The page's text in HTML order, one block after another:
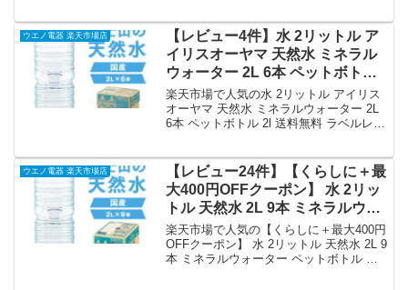
ーズ 炭酸 *｜価格・送料・ポイン
ト還元まとめ
糖 ペットボトル アイリスフーズ 炭酸 *を
徹底解説。ウエノ電器 楽天市場店から
2,960円で販売中（送料込み・ポイント1
倍）。実ユーザーレビュー28件・平均評
価4.46の商品情報・購入方法まとめ。
ウエノ電器 楽天市場店
【レビュー4件】水 2リットル ア
イリスオーヤマ 天然水 ミネラル
ウォーター 2L 6本 ペットボトル
2l 送料無料 ラベルレス 富士山 国
産 バナジウム バナジウム天然水
バナジウム水 ケース 備蓄 防災 自
料・ポイント還元まとめ
楽天市場で人気の水 2リットル アイリス
オーヤマ 天然水 ミネラルウォーター 2L
6本 ペットボトル 2l 送料無料 ラベルレス
【代引き不可】を徹底解説。ウエノ電器
楽天市場店から1,080円で販売中（送料込
み・ポイント1倍）。実ユーザーレビュー
4件・平均評価5の商品情報・購入方法ま
とめ。
ウエノ電器 楽天市場店
【レビュー24件】【くらしに＋最
大400円OFFクーポン】 水 2リッ
トル 天然水 2L 9本 ミネラルウォ
ーター ペットボトル ミネラルウ
ォーター 2l 送料無料 ラベルレス
富士山 国産 バナジウム バナジウ
楽天市場で人気の【くらしに＋最大400円
OFFクーポン】 水 2リットル 天然水 2L 9
本 ミネラルウォーター ペットボトル ミ